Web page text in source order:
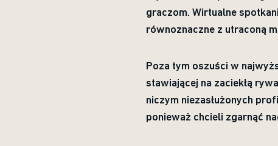
graczom. Wirtualne
równoznaczne z utraconą
Poza tym oszuści w
stawiającej na zaciekłą
niczym niezasłużonych
ponieważ chcieli zgarnąć